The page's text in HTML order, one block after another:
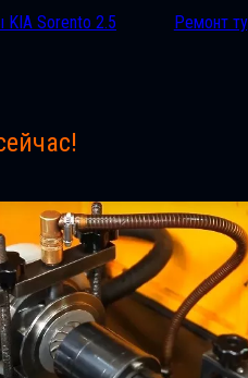
KIA Sorento 2.5 Ремонт